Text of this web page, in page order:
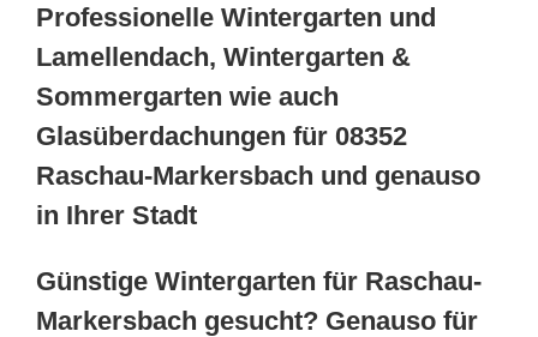
Professionelle Wintergarten und
Lamellendach, Wintergarten &
Sommergarten wie auch
Glasüberdachungen für 08352
Raschau-Markersbach und genauso
in Ihrer Stadt
Günstige Wintergarten für Raschau-
Markersbach gesucht? Genauso für